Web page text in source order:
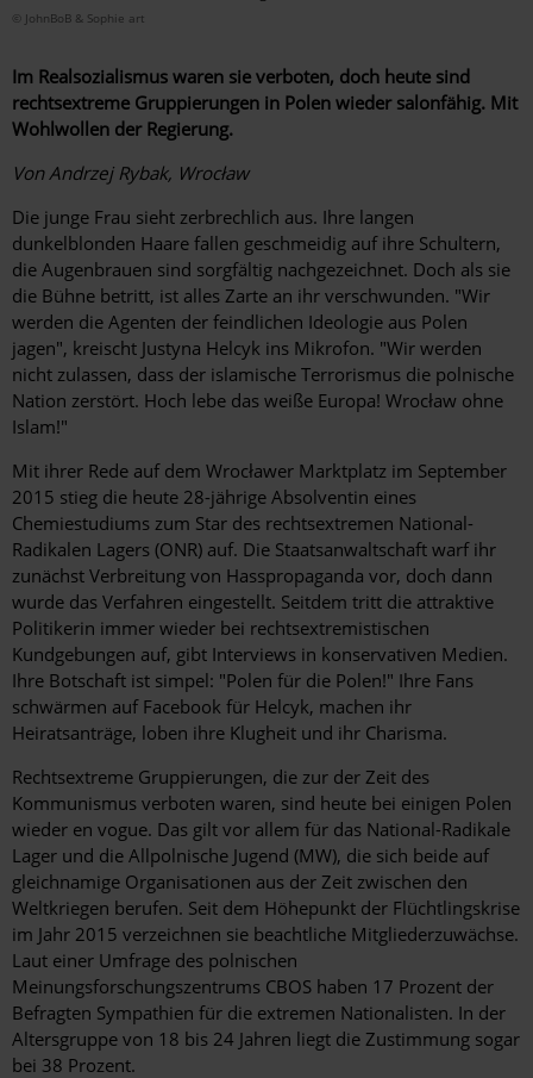
© JohnBoB & Sophie art
Im Realsozialismus waren sie verboten, doch heute sind
rechtsextreme Gruppierungen in Polen wieder salonfähig. Mit
Wohlwollen der Regierung.
Von Andrzej Rybak, Wrocław
Die junge Frau sieht zerbrechlich aus. Ihre langen
dunkelblonden Haare fallen geschmeidig auf ihre Schultern,
die Augenbrauen sind sorgfältig nachgezeichnet. Doch als sie
die Bühne betritt, ist alles Zarte an ihr verschwunden. "Wir
werden die Agenten der feindlichen Ideologie aus Polen
jagen", kreischt Justyna Helcyk ins Mikrofon. "Wir werden
nicht zulassen, dass der islamische Terrorismus die polnische
Nation zerstört. Hoch lebe das weiße ­Europa! Wrocław ohne
Islam!"
Mit ihrer Rede auf dem Wrocławer Marktplatz im September
2015 stieg die heute 28-jährige Absolventin eines
Chemiestudiums zum Star des rechtsextremen National-
Radikalen Lagers (ONR) auf. Die Staatsanwaltschaft warf ihr
zunächst Verbreitung von Hasspropaganda vor, doch dann
wurde das Verfahren eingestellt. Seitdem tritt die attraktive
Politikerin immer wieder bei rechtsextremistischen
Kundgebungen auf, gibt Interviews in konservativen Medien.
Ihre Botschaft ist simpel: "Polen für die Polen!" Ihre Fans
schwärmen auf Facebook für Helcyk, machen ihr
Heiratsanträge, loben ihre Klugheit und ihr Charisma.
Rechtsextreme Gruppierungen, die zur der Zeit des
Kommunismus verboten waren, sind heute bei einigen Polen
wieder en vogue. Das gilt vor allem für das National-Radikale
Lager und die Allpolnische Jugend (MW), die sich beide auf
gleichnamige Organisationen aus der Zeit zwischen den
Weltkriegen berufen. Seit dem Höhepunkt der Flüchtlingskrise
im Jahr 2015 verzeichnen sie beachtliche Mitgliederzuwächse.
Laut einer Umfrage des polnischen
Meinungsforschungszentrums CBOS haben 17 Prozent der
Befragten Sympathien für die extremen Nationalisten. In der
Altersgruppe von 18 bis 24 Jahren liegt die Zustimmung sogar
bei 38 Prozent.